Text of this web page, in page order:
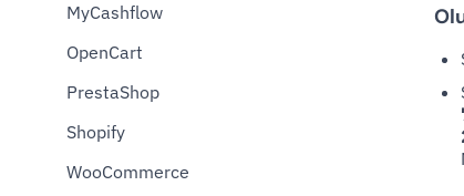
MyCashflow
OpenCart
PrestaShop
Shopify
WooCommerce